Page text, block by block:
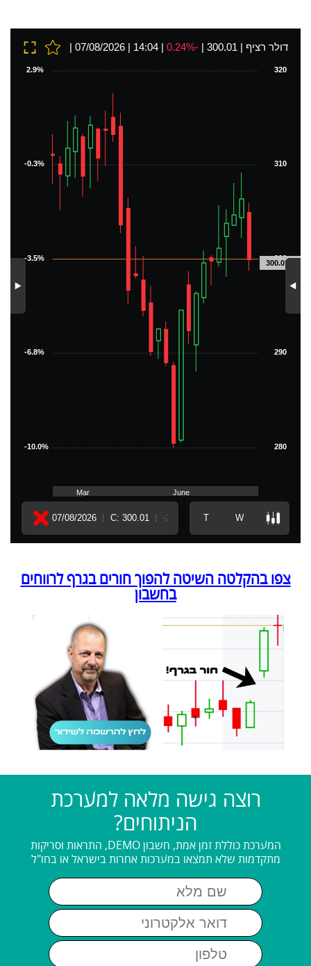
צפו בהקלטה השיטה להפוך חורים בגרף לרווחים
בחשבון
רוצה גישה מלאה למערכת
הניתוחים?
המערכת כוללת זמן אמת, חשבון DEMO, התראות וסריקות
מתקדמות שלא תמצאו במערכות אחרות בישראל או בחו"ל